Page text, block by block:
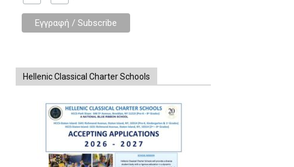
Hellenic Classical Charter Schools